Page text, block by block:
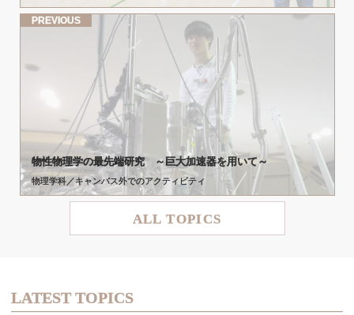
PREVIOUS
物性物理学の最先端研究～巨大加速器を用いて ～
物理学科／キャンパス外でのアクティビティ
ALL TOPICS
LATEST TOPICS